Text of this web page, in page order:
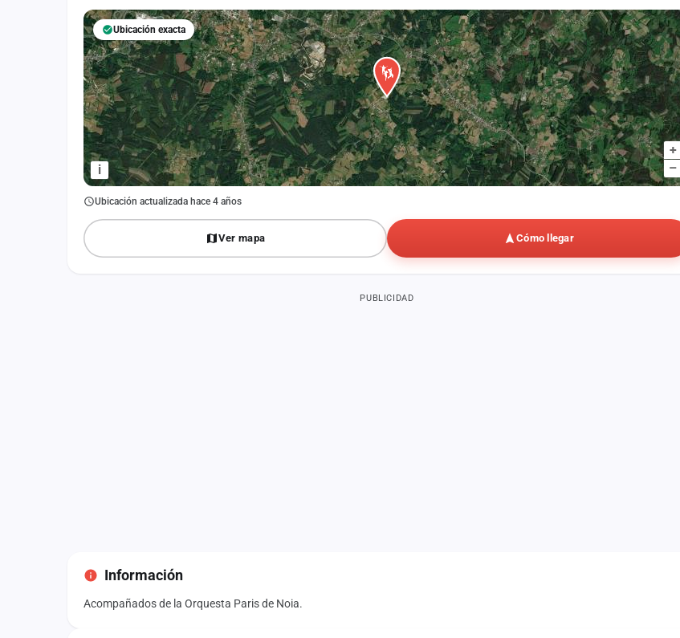
+
–
i
Ubicación exacta
Ubicación actualizada hace 4 años
Ver mapa Cómo llegar
PUBLICIDAD
Información
Acompañados de la Orquesta Paris de Noia.
Iniciar sesión
Crear cuenta
Administración